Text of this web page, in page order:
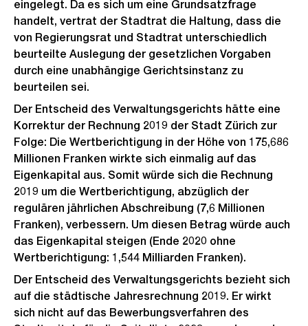
eingelegt. Da es sich um eine Grundsatzfrage
handelt, vertrat der Stadtrat die Haltung, dass die
von Regierungsrat und Stadtrat unterschiedlich
beurteilte Auslegung der gesetzlichen Vorgaben
durch eine unabhängige Gerichtsinstanz zu
beurteilen sei.
Der Entscheid des Verwaltungsgerichts hätte eine
Korrektur der Rechnung 2019 der Stadt Zürich zur
Folge: Die Wertberichtigung in der Höhe von 175,686
Millionen Franken wirkte sich einmalig auf das
Eigenkapital aus. Somit würde sich die Rechnung
2019 um die Wertberichtigung, abzüglich der
regulären jährlichen Abschreibung (7,6 Millionen
Franken), verbessern. Um diesen Betrag würde auch
das Eigenkapital steigen (Ende 2020 ohne
Wertberichtigung: 1,544 Milliarden Franken).
Der Entscheid des Verwaltungsgerichts bezieht sich
auf die städtische Jahresrechnung 2019. Er wirkt
sich nicht auf das Bewerbungsverfahren des